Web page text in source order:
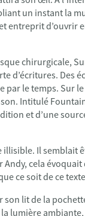
un instant la
entreprit d’ouvrir
chirurgicale,
d’écritures. Des
par le temps. Sur
Intitulé
et d’une
illisible. Il semblait
cela
ce soit de ce
lit de la
lumière